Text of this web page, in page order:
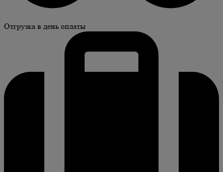
Отгрузка в день оплаты